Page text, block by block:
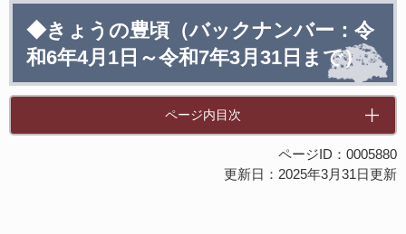
。
て
◆きょうの豊頃（バックナンバー：令
和6年4月1日～令和7年3月31日まで）
ページ内目次
ページID：0005880
更新日：2025年3月31日更新